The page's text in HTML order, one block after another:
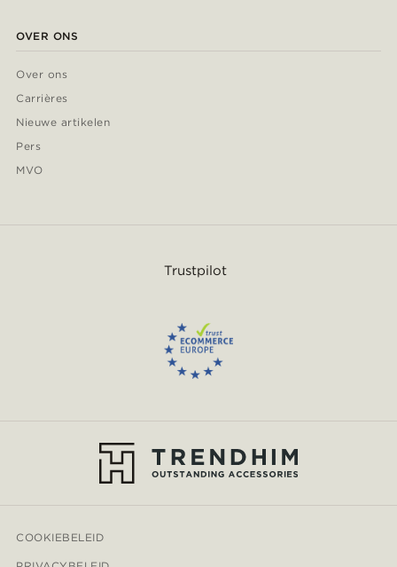
OVER ONS
Over ons
Carrières
Nieuwe artikelen
Pers
MVO
Trustpilot
COOKIEBELEID